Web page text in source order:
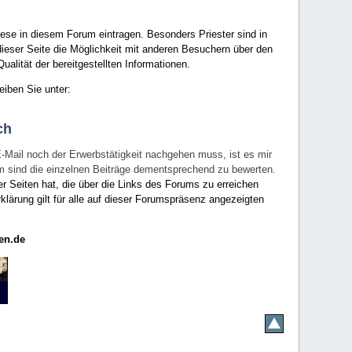
in diesem Forum eintragen. Besonders Priester sind in
Seite die Möglichkeit mit anderen Besuchern über den
der bereitgestellten Informationen.
Sie unter:
noch der Erwerbstätigkeit nachgehen muss, ist es mir
die einzelnen Beiträge dementsprechend zu bewerten.
Seiten hat, die über die Links des Forums zu erreichen
gilt für alle auf dieser Forumspräsenz angezeigten